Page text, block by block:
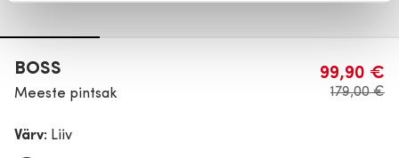
BOSS
Meeste pintsak
99,90 €
179,00 €
Värv: Liiv